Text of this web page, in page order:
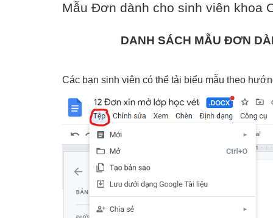
Mẫu Đơn dành cho sinh viên khoa
DANH SÁCH MẪU ĐƠN
Các bạn sinh viên có thể tải biểu mẫu theo